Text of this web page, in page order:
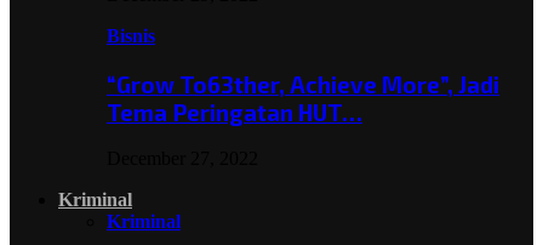
Bisnis
“Grow To63ther, Achieve More”, Jadi
Tema Peringatan HUT…
Kriminal
Kriminal